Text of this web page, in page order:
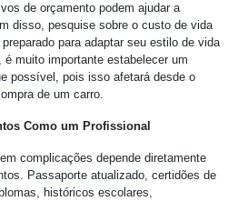
de orçamento podem ajudar a
disso, pesquise sobre o custo de vida
para adaptar seu estilo de vida
muito importante estabelecer um
possível, pois isso afetará desde o
de um carro.
Como um Profissional
complicações depende diretamente
Passaporte atualizado, certidões de
históricos escolares,